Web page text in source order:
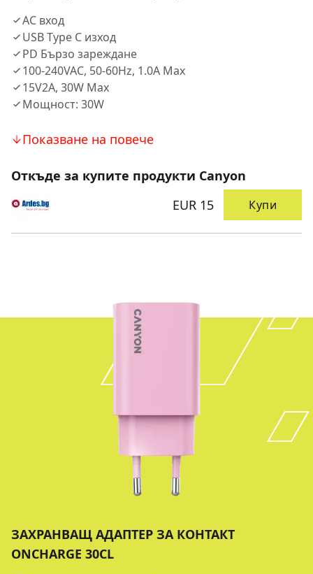
AC вход
USB Type C изход
PD Бързо зареждане
100-240VAC, 50-60Hz, 1.0A Max
15V2A, 30W Max
Мощност: 30W
Показване на повече
Откъде за купите продукти Canyon
EUR 15
Купи
ЗАХРАНВАЩ АДАПТЕР ЗА КОНТАКТ
ONCHARGE 30CL